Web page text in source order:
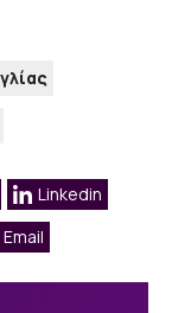
Linkedin
Email